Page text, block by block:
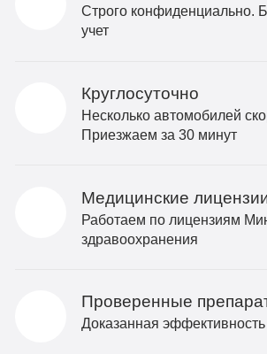
Строго конфиденциально.
учет
Круглосуточно
Несколько автомобилей
Приезжаем за 30 минут
Медицинские
Работаем по лицензиям
здравоохранения
Проверенные
Доказанная эффективность